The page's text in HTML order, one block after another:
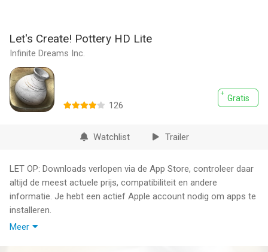
Let's Create! Pottery HD Lite
Infinite Dreams Inc.
Gratis
126
Watchlist Trailer
LET OP: Downloads verlopen via de App Store, controleer daar
altijd de meest actuele prijs, compatibiliteit en andere
informatie. Je hebt een actief Apple account nodig om apps te
installeren.
Meer